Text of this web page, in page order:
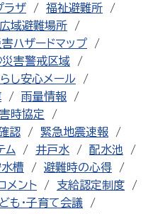
ラザ
福祉避難所
広域避難場所
ハザードマップ
災害警戒区域
し安心メール
雨量情報
時協定
認
緊急地震速報
ム 井戸水
配水池
槽
避難時の心得
メント
支給認定制度
も・子育て会議